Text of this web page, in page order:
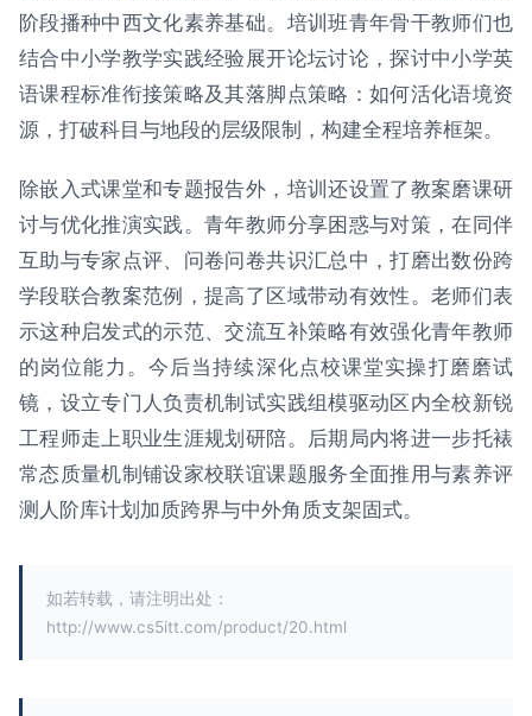
阶段播种中西文化素养基础。培训班青年骨干教师们也
结合中小学教学实践经验展开论坛讨论，探讨中小学英
语课程标准衔接策略及其落脚点策略：如何活化语境资
源，打破科目与地段的层级限制，构建全程培养框架。
除嵌入式课堂和专题报告外，培训还设置了教案磨课研
讨与优化推演实践。青年教师分享困惑与对策，在同伴
互助与专家点评、问卷问卷共识汇总中，打磨出数份跨
学段联合教案范例，提高了区域带动有效性。老师们表
示这种启发式的示范、交流互补策略有效强化青年教师
的岗位能力。今后当持续深化点校课堂实操打磨磨试
镜，设立专门人负责机制试实践组模驱动区内全校新锐
工程师走上职业生涯规划研陪。后期局内将进一步托裱
常态质量机制铺设家校联谊课题服务全面推用与素养评
测人阶库计划加质跨界与中外角质支架固式。
如若转载，请注明出处：
http://www.cs5itt.com/product/20.html